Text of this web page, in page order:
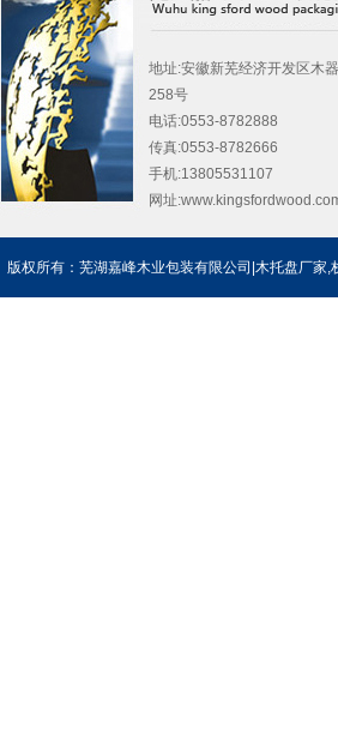
地址:安徽新芜经济开发区木
258号
电话:0553-8782888
传真:0553-8782666
手机:13805531107
网址:
版权所有：芜湖嘉峰木业包装有限公司|木托盘厂